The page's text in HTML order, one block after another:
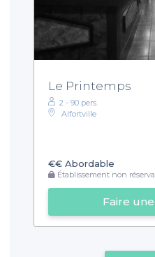
Le Printemps
2 - 90 pers.
Alfortville
€€ Abordable
Établissement non
Faire